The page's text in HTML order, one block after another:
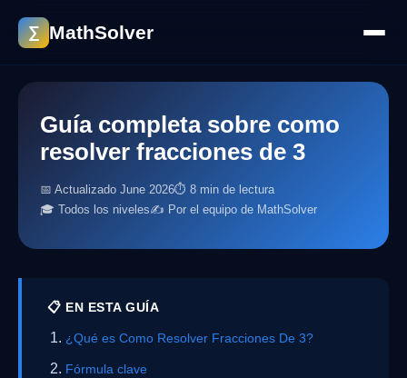
∑ MathSolver
Guía completa sobre como
resolver fracciones de 3
📅 Actualizado June 2026⏱ 8 min de lectura
🎓 Todos los niveles✍️ Por el equipo de MathSolver
📋 EN ESTA GUÍA
¿Qué es Como Resolver Fracciones De 3?
Fórmula clave